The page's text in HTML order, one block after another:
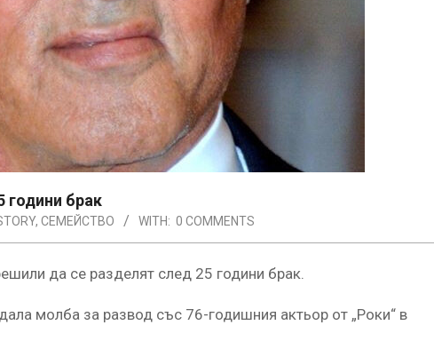
години брак
, СЕМЕЙСТВО WITH: 0 COMMENTS
да се разделят след 25 години брак.
молба за развод със 76-годишния актьор от „Роки“ в